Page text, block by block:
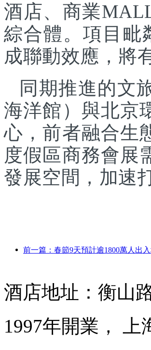
酒店、商業
綜合體。項目毗
成聯動效應，將
同期推進的文
海洋館）與北京
心，前者融合生
度假區商務會展
發展空間，加速
前一篇：春節9天預計逾1800萬人出
酒店地址：衡山
1997年開業，